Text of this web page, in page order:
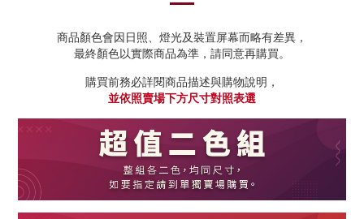
商品顏色會因日照、燈光及裝置屏幕而略有差異，
最終顏色以實際商品為準，請同意再購買。
購買前務必詳閱商品描述與購物說明，
並依照賣場下方尺寸對照表選